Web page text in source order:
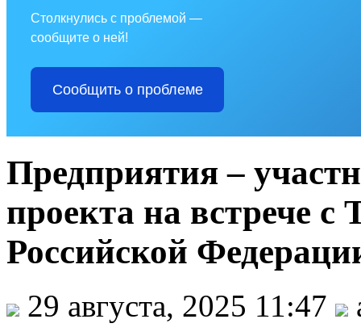
Столкнулись с проблемой —
сообщите о ней!
Сообщить о проблеме
Предприятия –
проекта на встрече
Российской
29 августа, 2025 11:47